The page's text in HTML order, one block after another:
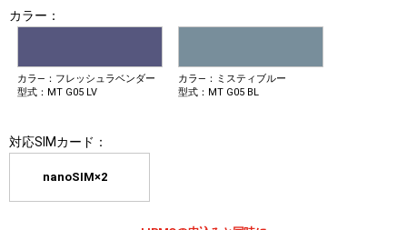
カラー：
カラ―：フレッシュラベンダー
型式：MT G05 LV
カラ―：ミスティブルー
型式：MT G05 BL
対応SIMカード：
nanoSIM×2